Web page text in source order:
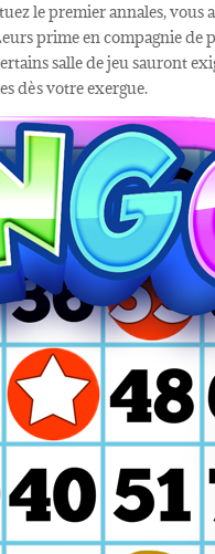
le premier annales, vous
prime en compagnie
salle de jeu sauront
dès votre exergue.